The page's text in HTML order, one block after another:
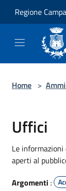
Regione
Home >
Uffici
Le
aperti al
Argomenti :